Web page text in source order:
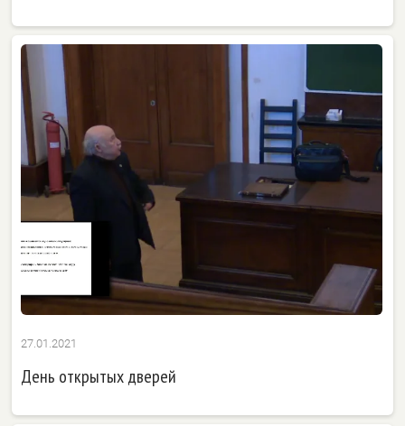
27.01.2021
День открытых дверей